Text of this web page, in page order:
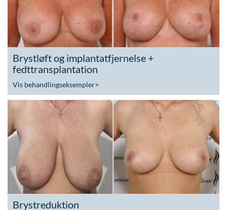
Brystløft og implantatfjernelse +
fedttransplantation
Vis behandlingseksempler>
Brystreduktion